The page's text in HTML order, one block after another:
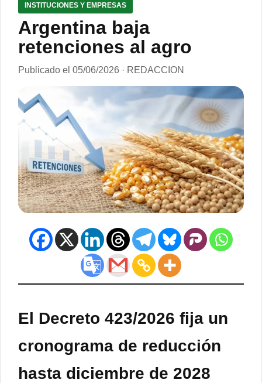
INSTITUCIONES Y EMPRESAS
Argentina baja
retenciones al agro
Publicado el 05/06/2026 · REDACCION
El Decreto 423/2026 fija un
cronograma de reducción
hasta diciembre de 2028